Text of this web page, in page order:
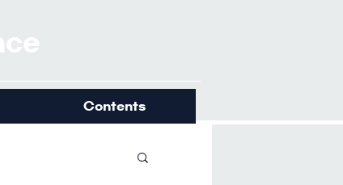
Contents